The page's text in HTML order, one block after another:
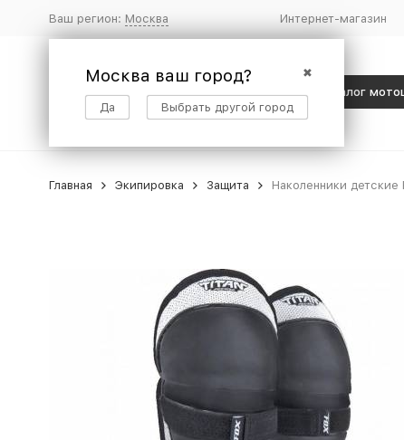
Ваш регион: Москва
✖
Москва ваш город?
Да Выбрать другой город
Интернет-магазин
Каталог
Главная Экипировка Защита Наколенники